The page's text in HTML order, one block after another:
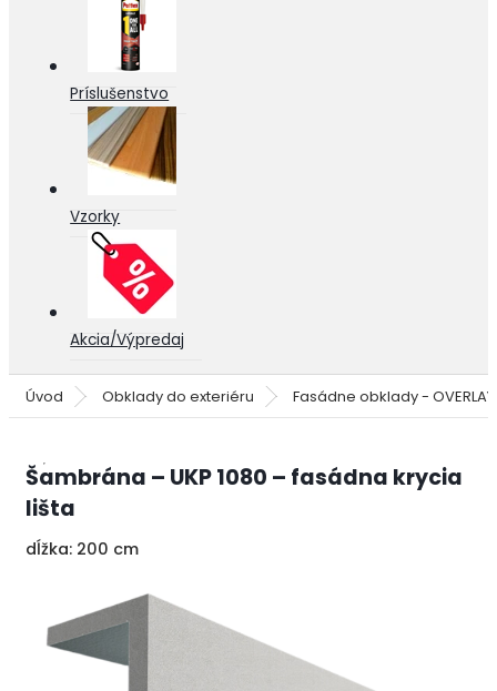
Príslušenstvo
Vzorky
Akcia/Výpredaj
Úvod Obklady do exteriéru Fasádne obklady -
Šambrána – UKP 1080 – fasádna krycia
lišta
dĺžka: 200 cm